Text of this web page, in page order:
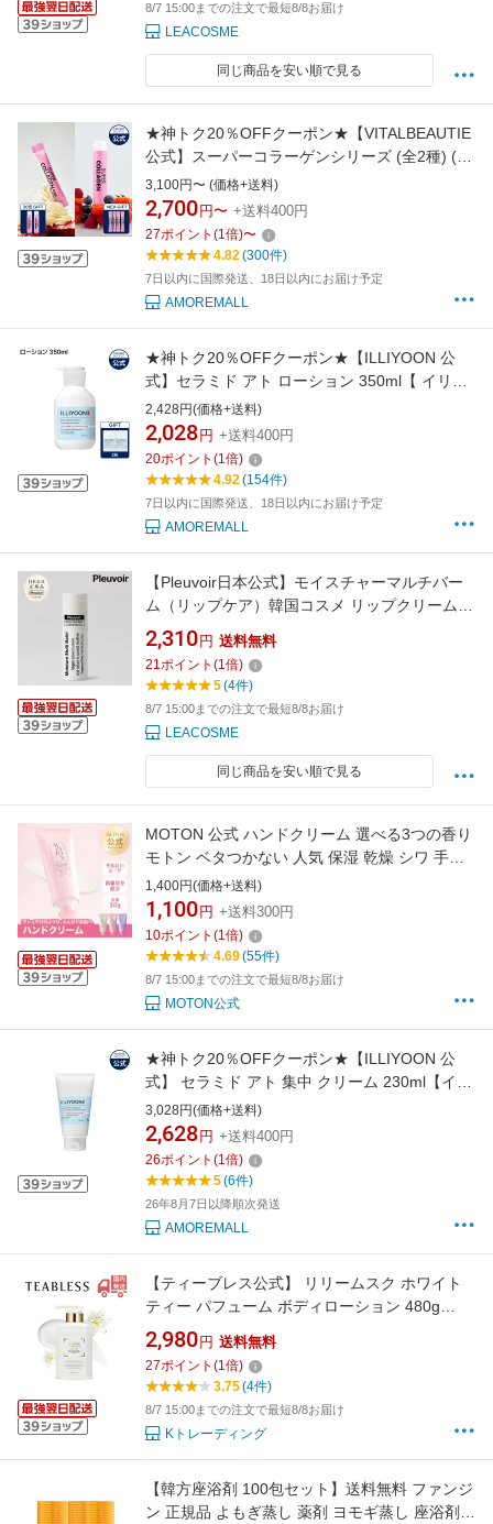
8/7 15:00までの注文で最短8/8お届け
LEACOSME
同じ商品を安い順で見る
★神トク20％OFFクーポン★【VITALBEAUTIE
公式】スーパーコラーゲンシリーズ (全2種) (
コラーゲン / ケラピット )【バイタルビューテ
ィー】 飲むコラーゲン 1日1本 サプリ 液状 ビ
タミン 弾力 鉄分 インナーケア ヘルスケア アモ
ーレパシフィック ふっくら 桃味 肌
3,100円〜 (価格+送料)
2,700 円〜 +送料400円
27ポイント (1倍)〜
4.82(300件)
7日以内に国際発送、18日以内にお届け予定
AMOREMALL
★神トク20％OFFクーポン★【ILLIYOON 公
式】セラミド アト ローション 350ml【 イリユ
ン 】 乳液 保湿 水分 顔 ボディ 肌 弾力 乾燥 肌
バリア 無刺激 韓国 コスメ スキンケア ボディケ
ア 保湿クリーム ボディクリーム 弱酸性 無香料
化粧品 敏感肌 低刺激
2,428円(価格+送料)
2,028 円 +送料400円
20ポイント (1倍)
4.92(154件)
7日以内に国際発送、18日以内にお届け予定
AMOREMALL
【Pleuvoir日本公式】モイスチャーマルチバー
ム（リップケア）韓国コスメ リップクリーム
リップバーム 乾燥対策 保湿 目元 ほうれい線 手
ひじ ひざ 無香料 ギフト プレゼント ユニセック
ス スティック ボディケア プルヴワ
2,310 円 送料無料
21ポイント (1倍)
5(4件)
8/7 15:00までの注文で最短8/8お届け
LEACOSME
同じ商品を安い順で見る
MOTON 公式 ハンドクリーム 選べる3つの香り
モトン ベタつかない 人気 保湿 乾燥 シワ 手荒
れ いい香り 香水 韓国 レディース 女性 ギフト
プレゼント 50g
1,400円(価格+送料)
1,100 円 +送料300円
10ポイント (1倍)
4.69(55件)
8/7 15:00までの注文で最短8/8お届け
MOTON公式
★神トク20％OFFクーポン★【ILLIYOON 公
式】 セラミド アト 集中 クリーム 230ml【イリ
ユン】 乳液 保湿 水分 顔 ボディ 弾力 乾燥 肌バ
リア 敏感肌 無刺激 韓国 コスメ スキンケア ボ
ディケア 保湿クリーム ボディクリーム 弱酸性
無香料 アモーレパシフィック 化粧品
3,028円(価格+送料)
2,628 円 +送料400円
26ポイント (1倍)
5(6件)
26年8月7日以降順次発送
AMOREMALL
【ティーブレス公式】 リリームスク ホワイト
ティー パフューム ボディローション 480g
TEABLESS Lily Musk White TeaPerfume Body
Lotion
2,980 円 送料無料
27ポイント (1倍)
3.75(4件)
8/7 15:00までの注文で最短8/8お届け
Kトレーディング
【韓方座浴剤 100包セット】送料無料 ファンジ
ン 正規品 よもぎ蒸し 薬剤 ヨモギ蒸し 座浴剤